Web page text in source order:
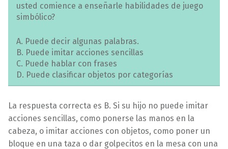
usted comience a enseñarle habilidades de juego
simbólico?
A. Puede decir algunas palabras.
B. Puede imitar acciones sencillas
C. Puede hablar con frases
D. Puede clasificar objetos por categorías
La respuesta correcta es B. Si su hijo no puede imitar
acciones sencillas, como ponerse las manos en la
cabeza, o imitar acciones con objetos, como poner un
bloque en una taza o dar golpecitos en la mesa con una